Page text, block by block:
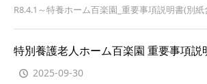
R8.4.1～特養ホーム百楽園_重要事項説明書(別紙
特別養護老人ホーム百楽園 重要事項説
2025-09-30